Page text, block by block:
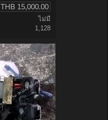
THB 15,000.00
ไม่มี
1,128